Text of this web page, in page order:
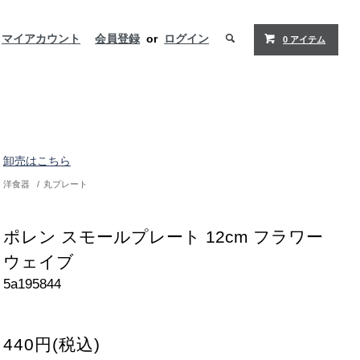
マイアカウント 会員登録 or ログイン 0 アイテム
卸売はこちら
洋食器 / 丸プレート
ポレン スモールプレート 12cm フラワー
ウェイブ
5a195844
440円(税込)